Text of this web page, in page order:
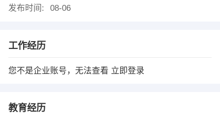
发布时间:
08-06
工作经历
您不是企业账号，无法查看 立即登录
教育经历